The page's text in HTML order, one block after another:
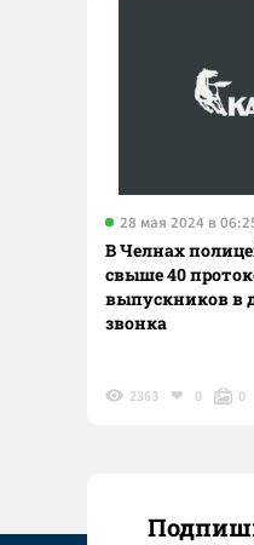
28 мая 2024 в
В Челнах
свыше 40
выпускников в
звонка
2363 0 0